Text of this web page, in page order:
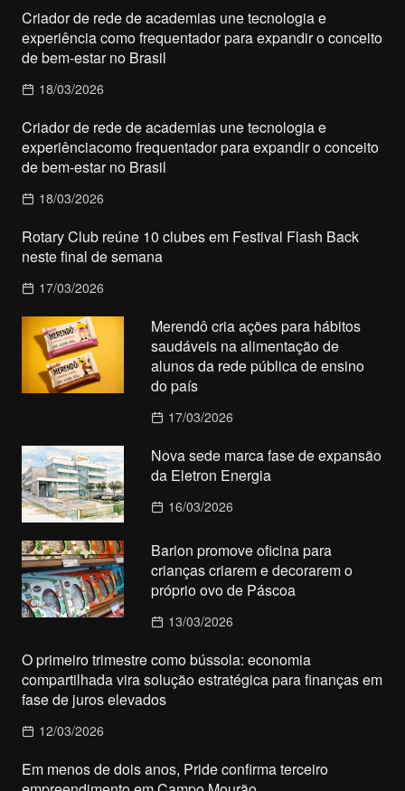
Criador de rede de academias une tecnologia e
experiência como frequentador para expandir o conceito
de bem-estar no Brasil
18/03/2026
Criador de rede de academias une tecnologia e
experiênciacomo frequentador para expandir o conceito
de bem-estar no Brasil
18/03/2026
Rotary Club reúne 10 clubes em Festival Flash Back
neste final de semana
17/03/2026
Merendô cria ações para hábitos
saudáveis na alimentação de
alunos da rede pública de ensino
do país
17/03/2026
Nova sede marca fase de expansão
da Eletron Energia
16/03/2026
Barion promove oficina para
crianças criarem e decorarem o
próprio ovo de Páscoa
13/03/2026
O primeiro trimestre como bússola: economia
compartilhada vira solução estratégica para finanças em
fase de juros elevados
12/03/2026
Em menos de dois anos, Pride confirma terceiro